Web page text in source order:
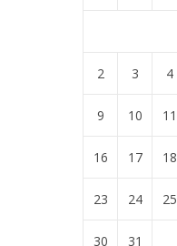
2 3 4
9 10 11
16 17 18
23 24 25
30 31